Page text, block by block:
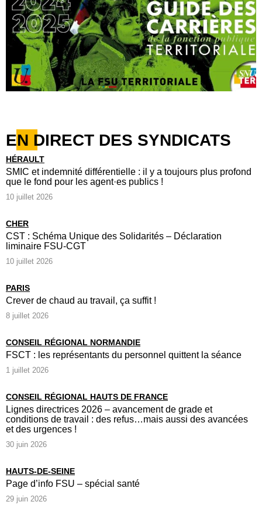
EN DIRECT DES SYNDICATS
HÉRAULT
SMIC et indemnité différentielle : il y a toujours plus profond
que le fond pour les agent·es publics !
10 juillet 2026
CHER
CST : Schéma Unique des Solidarités – Déclaration
liminaire FSU-CGT
10 juillet 2026
PARIS
Crever de chaud au travail, ça suffit !
8 juillet 2026
CONSEIL RÉGIONAL NORMANDIE
FSCT : les représentants du personnel quittent la séance
1 juillet 2026
CONSEIL RÉGIONAL HAUTS DE FRANCE
Lignes directrices 2026 – avancement de grade et
conditions de travail : des refus…mais aussi des avancées
et des urgences !
30 juin 2026
HAUTS-DE-SEINE
Page d’info FSU – spécial santé
29 juin 2026